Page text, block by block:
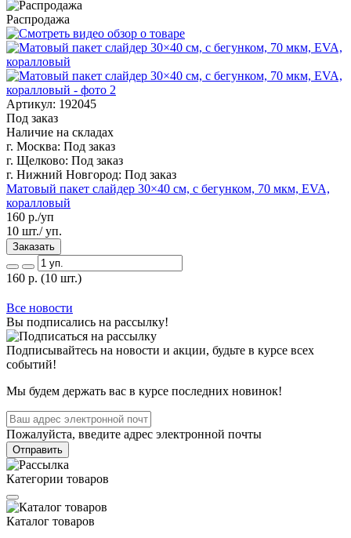
Распродажа
Артикул: 192045
Под заказ
Наличие на складах
г. Москва: Под заказ
г. Щелково: Под заказ
г. Нижний Новгород: Под заказ
Матовый пакет слайдер 30×40 см, с бегунком, 70 мкм, EVA,
коралловый
160 р./уп
10 шт./ уп.
Заказать
160 р. (10 шт.)
Все новости
Вы подписались на рассылку!
Подписывайтесь на новости и акции, будьте в курсе всех
событий!
Мы будем держать вас в курсе последних новинок!
Пожалуйста, введите адрес электронной почты
Отправить
Категории товаров
Каталог товаров